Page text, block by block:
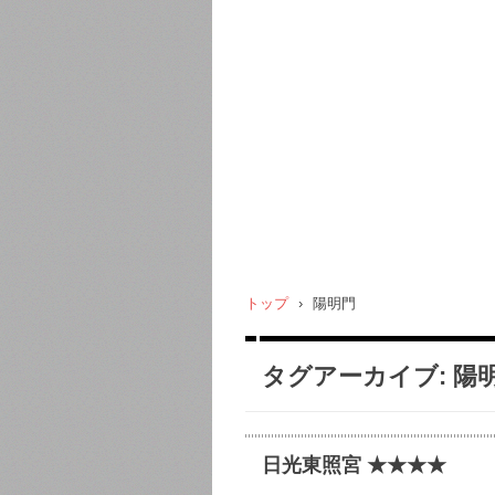
トップ › 陽明門
タグアーカイブ: 陽
日光東照宮 ★★★★